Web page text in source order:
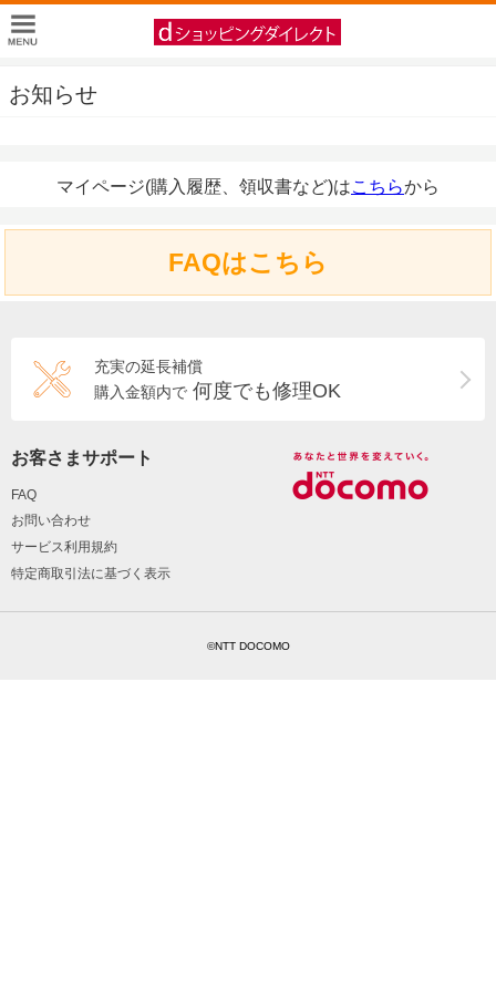
お知らせ
マイページ(購入履歴、領収書など)はこちらから
FAQはこちら
充実の延長補償
購入金額内で 何度でも修理OK
お客さまサポート
FAQ
お問い合わせ
サービス利用規約
特定商取引法に基づく表示
©NTT DOCOMO